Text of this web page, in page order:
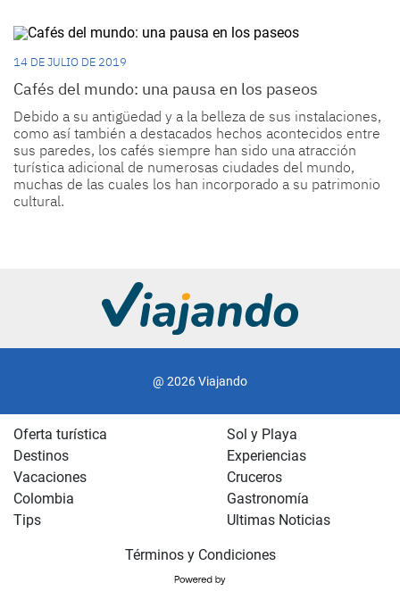
14 DE JULIO DE 2019
Cafés del mundo: una pausa en los paseos
Debido a su antigüedad y a la belleza de sus instalaciones,
como así también a destacados hechos acontecidos entre
sus paredes, los cafés siempre han sido una atracción
turística adicional de numerosas ciudades del mundo,
muchas de las cuales los han incorporado a su patrimonio
cultural.
@ 2026 Viajando
Oferta turística
Destinos
Vacaciones
Colombia
Tips
Sol y Playa
Experiencias
Cruceros
Gastronomía
Ultimas Noticias
Términos y Condiciones